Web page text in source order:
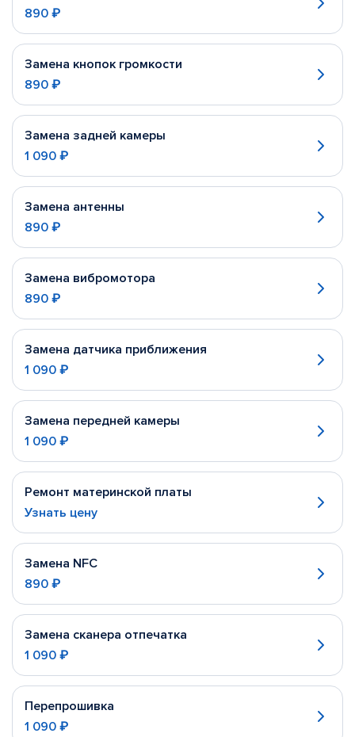
890 ₽
Замена кнопок громкости
890 ₽
Замена задней камеры
1 090 ₽
Замена антенны
890 ₽
Замена вибромотора
890 ₽
Замена датчика приближения
1 090 ₽
Замена передней камеры
1 090 ₽
Ремонт материнской платы
Узнать цену
Замена NFC
890 ₽
Замена сканера отпечатка
1 090 ₽
Перепрошивка
1 090 ₽